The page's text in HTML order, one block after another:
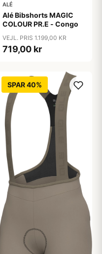
ALÉ
Alé Bibshorts MAGIC
COLOUR PR.E - Congo
VEJL. PRIS 1.199,00 KR
719,00 kr
SPAR 40%